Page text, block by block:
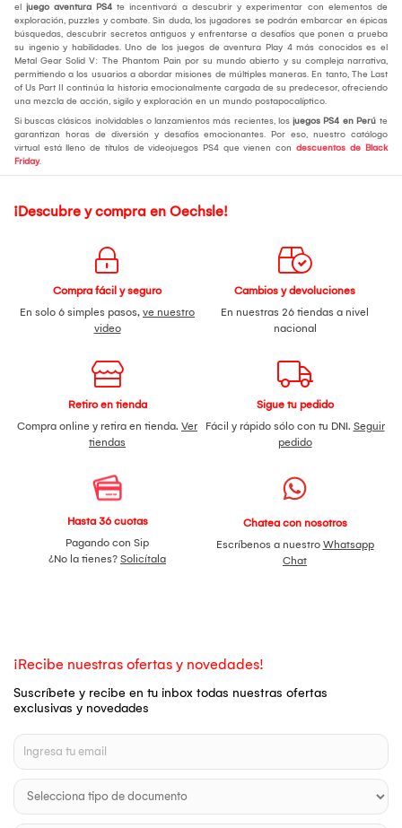
el juego aventura PS4 te incentivará a descubrir y experimentar con elementos de
exploración, puzzles y combate. Sin duda, los jugadores se podrán embarcar en épicas
búsquedas, descubrir secretos antiguos y enfrentarse a desafíos que ponen a prueba
su ingenio y habilidades. Uno de los juegos de aventura Play 4 más conocidos es el
Metal Gear Solid V: The Phantom Pain por su mundo abierto y su compleja narrativa,
permitiendo a los usuarios a abordar misiones de múltiples maneras. En tanto, The Last
of Us Part II continúa la historia emocionalmente cargada de su predecesor, ofreciendo
una mezcla de acción, sigilo y exploración en un mundo postapocalíptico.
Si buscas clásicos inolvidables o lanzamientos más recientes, los juegos PS4 en Perú te
garantizan horas de diversión y desafíos emocionantes. Por eso, nuestro catálogo
virtual está lleno de títulos de videojuegos PS4 que vienen con descuentos de Black
Friday.
¡Descubre y compra en Oechsle!
Compra fácil y seguro
En solo 6 simples pasos, ve nuestro
video
Cambios y devoluciones
En nuestras 26 tiendas a nivel
nacional
Retiro en tienda
Compra online y retira en tienda. Ver
tiendas
Sigue tu pedido
Fácil y rápido sólo con tu DNI. Seguir
pedido
Hasta 36 cuotas
Pagando con Sip
¿No la tienes? Solicítala
Chatea con nosotros
Escríbenos a nuestro Whatsapp
Chat
¡Recibe nuestras ofertas y novedades!
Suscríbete y recibe en tu inbox todas nuestras ofertas
exclusivas y novedades